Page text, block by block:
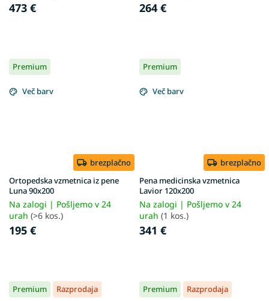
473 € 264 €
Premium
Več barv
brezplačno
Ortopedska vzmetnica iz pene
Luna 90x200
Na zalogi | Pošljemo v 24
urah (>6 kos.)
195 €
Premium
Več barv
brezplačno
Pena medicinska vzmetnica
Lavior 120x200
Na zalogi | Pošljemo v 24
urah (1 kos.)
341 €
Premium Razprodaja Premium Razprodaja